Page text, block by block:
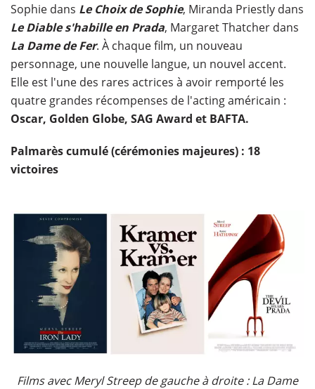
Sophie dans Le Choix de Sophie, Miranda Priestly dans
Le Diable s'habille en Prada, Margaret Thatcher dans
La Dame de Fer. À chaque film, un nouveau
personnage, une nouvelle langue, un nouvel accent.
Elle est l'une des rares actrices à avoir remporté les
quatre grandes récompenses de l'acting américain :
Oscar, Golden Globe, SAG Award et BAFTA.
Palmarès cumulé (cérémonies majeures) : 18
victoires
Films avec Meryl Streep de gauche à droite : La Dame